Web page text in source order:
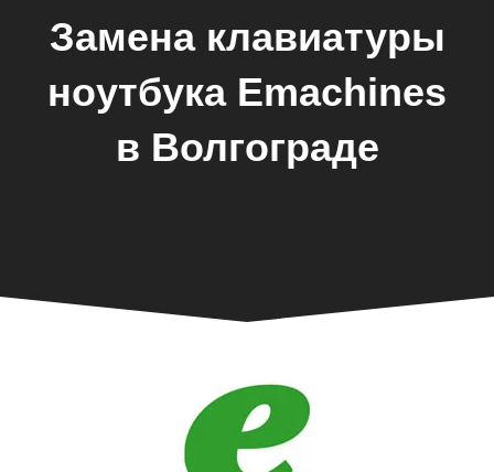
Замена клавиатуры
ноутбука Emachines
в Волгограде